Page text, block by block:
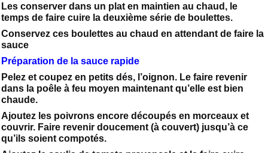
Les conserver dans un plat en maintien au chaud, le
temps de faire cuire la deuxième série de boulettes.
Conservez ces boulettes au chaud en attendant de faire la
sauce
Préparation de la sauce rapide
Pelez et coupez en petits dés, l’oignon. Le faire revenir
dans la poêle à feu moyen maintenant qu’elle est bien
chaude.
Ajoutez les poivrons encore découpés en morceaux et
couvrir. Faire revenir doucement (à couvert) jusqu’à ce
qu’ils soient compotés.